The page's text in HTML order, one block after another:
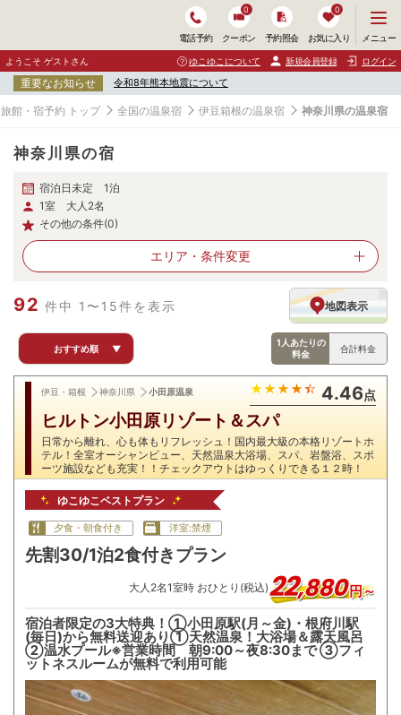
電話予約 クーポン
0
予約照会 お気に入り
0
ニ
ュ
ー
開
く
メニュー
ようこそ ゲストさん ゆこゆこについて 新規会員登録 ログイン
重要なお知らせ 令和8年熊本地震について
館・宿予約 トップ 全国の温泉宿 伊豆箱根の温泉宿 神奈川県の温泉宿
神奈川県の宿
宿泊日未定 1泊
1室 大人2名
その他の条件(0)
エリア・ 条件変更
92 件中 1〜15件を表示 地図表示
おすすめ順 ▼
1人あたりの
料金
合計料金
伊豆・箱根 神奈川県 小田原温泉 4.46点
ヒルトン小田原リゾート＆スパ
日常から離れ、心も体もリフレッシュ！国内最大級の本格リゾートホ
テル！全室オーシャンビュー、天然温泉大浴場、スパ、岩盤浴、スポ
ーツ施設なども充実！！チェックアウトはゆっくりできる１２時！
ゆこゆこベストプラン
夕食・朝食付き 洋室:禁煙
先割30/1泊2食付きプラン
大人 2名1室時 おひとり(税込)22,880円～
宿泊者限定の3大特典！①小田原駅(月～金)・根府川駅
(毎日)から無料送迎あり①天然温泉！大浴場＆露天風呂
②温水プール※営業時間 朝9:00～夜8:30まで ③フィ
ットネスルームが無料で利用可能